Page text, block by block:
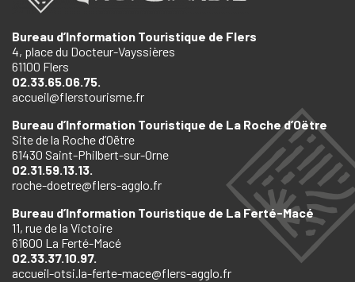
Bureau d’Information Touristique de Flers
4, place du Docteur-Vayssières
61100 Flers
02.33.65.06.75.
accueil@flerstourisme.fr
Bureau d’Information Touristique de La Roche d’Oëtre
Site de la Roche d’Oëtre
61430 Saint-Philbert-sur-Orne
02.31.59.13.13.
roche-doetre@flers-agglo.fr
Bureau d’Information Touristique de La Ferté-Macé
11, rue de la Victoire
61600 La Ferté-Macé
02.33.37.10.97.
accueil-otsi.la-ferte-mace@flers-agglo.fr